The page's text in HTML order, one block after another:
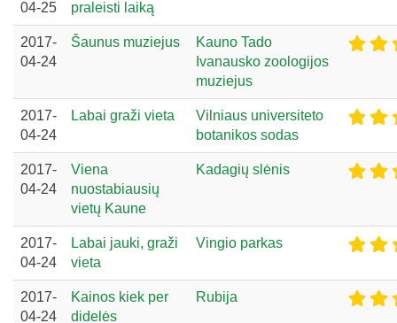
04-25
praleisti laiką
2017-
04-24
Šaunus muziejus
Kauno Tado
Ivanausko zoologijos
muziejus
2017-
04-24
Labai graži vieta
Vilniaus universiteto
botanikos sodas
2017-
04-24
Viena
nuostabiausių
vietų Kaune
Kadagių slėnis
2017-
04-24
Labai jauki, graži
vieta
Vingio parkas
2017-
04-24
Kainos kiek per
didelės
Rubija